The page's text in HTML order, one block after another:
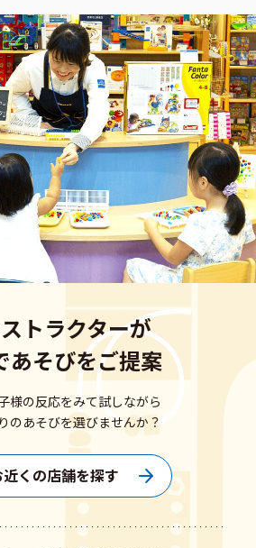
トラクターが
あそびをご提案
様の反応をみて試しながら
のあそびを選びませんか？
近くの店舗を探す